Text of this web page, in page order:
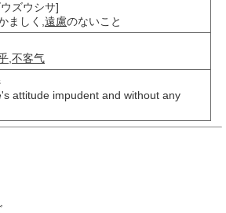
ズウシサ]
ましく, 遠慮のないこと
不客气
attitude impudent and without any